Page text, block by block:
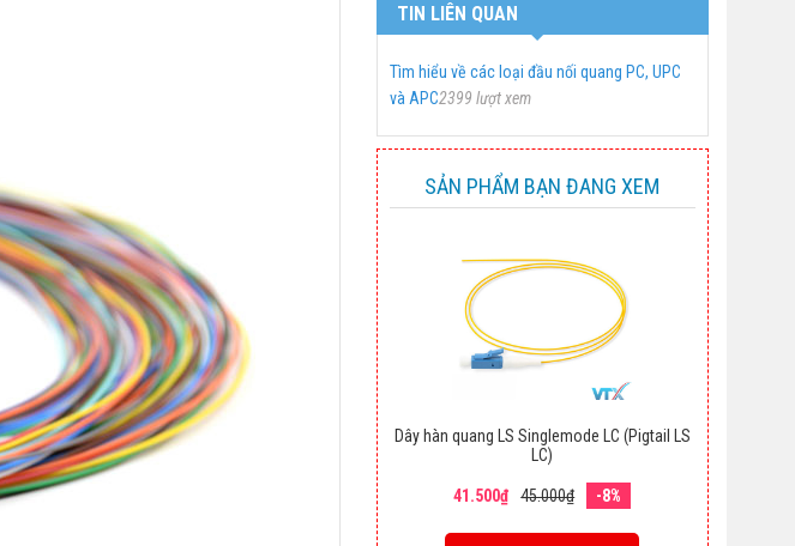
TIN LIÊN QUAN
Tìm hiểu về các loại đầu nối quang PC, UPC
và APC2399 lượt xem
SẢN PHẨM BẠN ĐANG XEM
Dây hàn quang LS Singlemode LC (Pigtail LS
LC)
41.500₫ 45.000₫ -8%